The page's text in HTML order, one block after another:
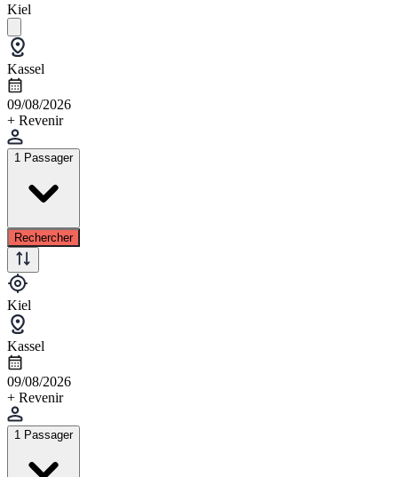
Kiel
Kassel
09/08/2026
+ Revenir
1 Passager
Rechercher
Kiel
Kassel
09/08/2026
+ Revenir
1 Passager